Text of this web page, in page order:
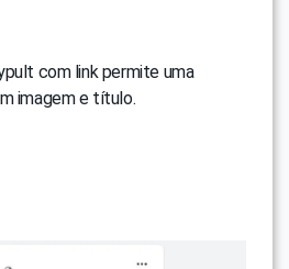
com link permite uma
imagem e título.